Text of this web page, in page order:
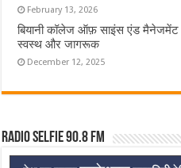
February 13, 2026
बियानी कॉलेज ऑफ़ साइंस एंड मैनेजमेंट
स्वस्थ और जागरूक
December 12, 2025
Radio Selfie 90.8 FM